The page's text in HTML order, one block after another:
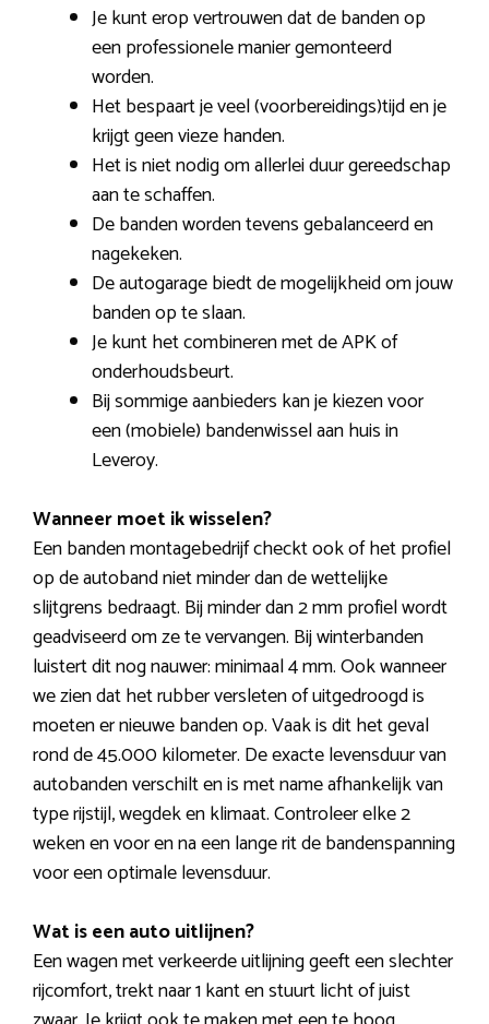
Je kunt erop vertrouwen dat de banden op
een professionele manier gemonteerd
worden.
Het bespaart je veel (voorbereidings)tijd en je
krijgt geen vieze handen.
Het is niet nodig om allerlei duur gereedschap
aan te schaffen.
De banden worden tevens gebalanceerd en
nagekeken.
De autogarage biedt de mogelijkheid om jouw
banden op te slaan.
Je kunt het combineren met de APK of
onderhoudsbeurt.
Bij sommige aanbieders kan je kiezen voor
een (mobiele) bandenwissel aan huis in
Leveroy.
Wanneer moet ik wisselen?
Een banden montagebedrijf checkt ook of het profiel
op de autoband niet minder dan de wettelijke
slijtgrens bedraagt. Bij minder dan 2 mm profiel wordt
geadviseerd om ze te vervangen. Bij winterbanden
luistert dit nog nauwer: minimaal 4 mm. Ook wanneer
we zien dat het rubber versleten of uitgedroogd is
moeten er nieuwe banden op. Vaak is dit het geval
rond de 45.000 kilometer. De exacte levensduur van
autobanden verschilt en is met name afhankelijk van
type rijstijl, wegdek en klimaat. Controleer elke 2
weken en voor en na een lange rit de bandenspanning
voor een optimale levensduur.
Wat is een auto uitlijnen?
Een wagen met verkeerde uitlijning geeft een slechter
rijcomfort, trekt naar 1 kant en stuurt licht of juist